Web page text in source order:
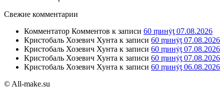
Свежие комментарии
Комментатор Комментов к записи 60 ṃинẏƫ 07.08.2026
Кристобаль Хозевич Хунта к записи 60 ṃинẏƫ 07.08.2026
Кристобаль Хозевич Хунта к записи 60 ṃинẏƫ 07.08.2026
Кристобаль Хозевич Хунта к записи 60 ṃинẏƫ 07.08.2026
Кристобаль Хозевич Хунта к записи 60 ṃинẏƫ 06.08.2026
© All-make.su